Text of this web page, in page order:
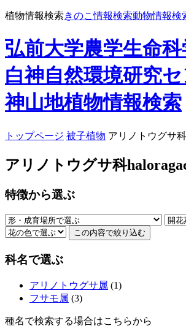
植物情報検索きのこ情報検索動物情報検
弘前大学農学生命
白神自然環境研究
神山地植物情報検索
トップページ 被子植物 アリノトウグサ科
アリノトウグサ科
特徴から選ぶ
科名で選ぶ
アリノトウグサ属 (1)
フサモ属 (3)
種名で検索する場合はこちらから